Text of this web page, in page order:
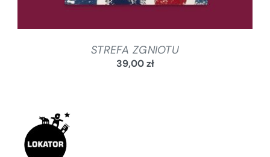
STREFA ZGNIOTU
39,00zł